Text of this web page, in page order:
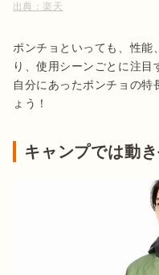
出典： 楽天
ポンチョといっても、性能
り、使用シーンごとに注目
自分にあったポンチョの特
ょう！
キャンプでは動